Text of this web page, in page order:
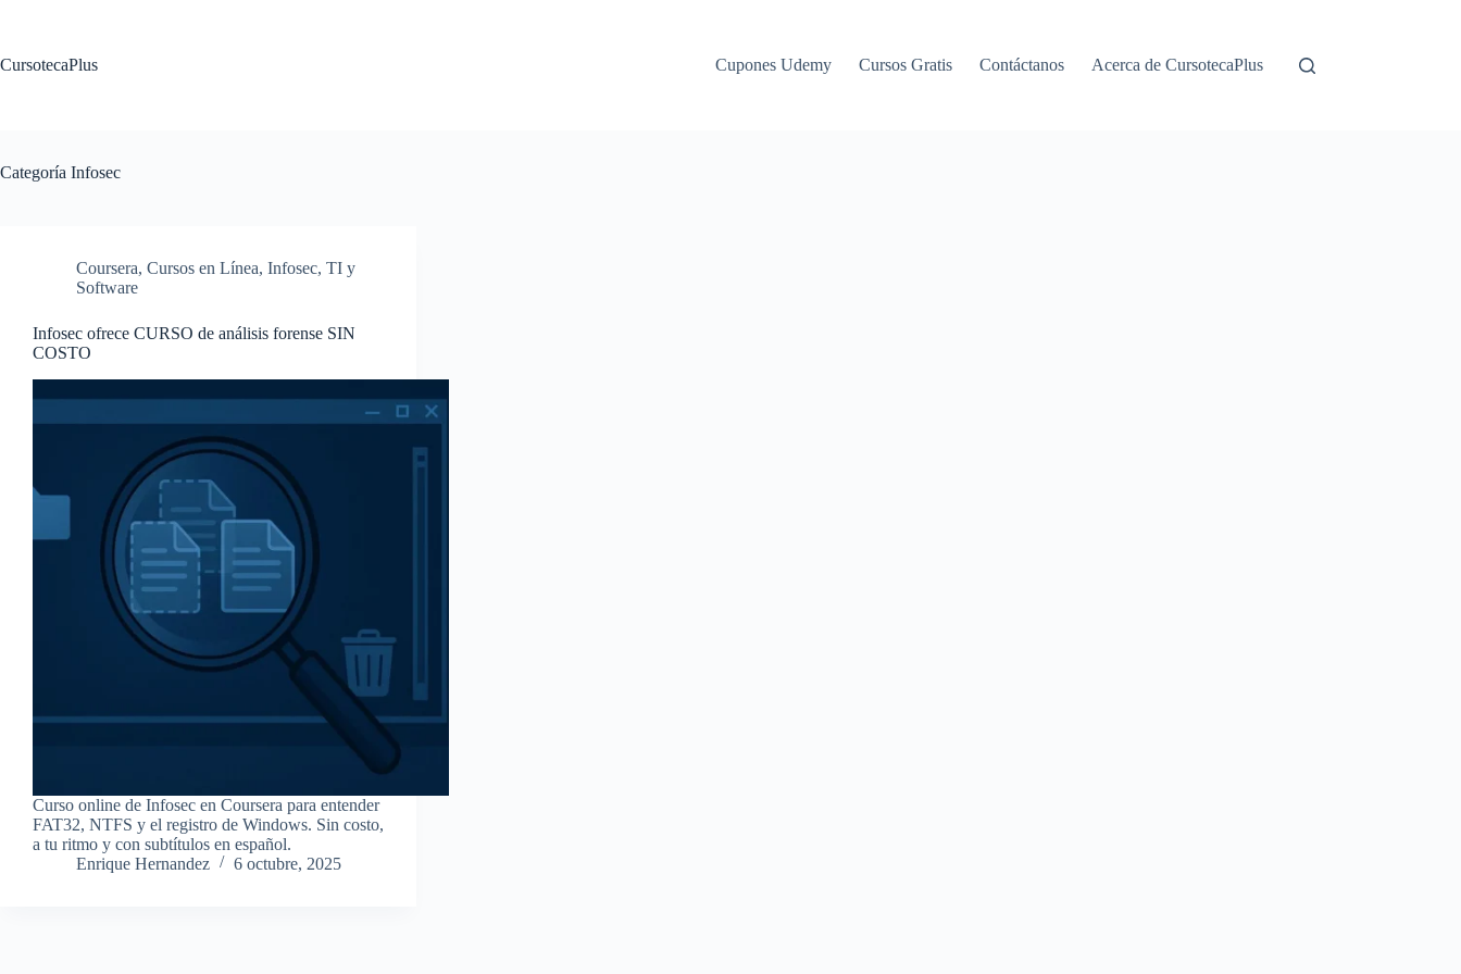
CursotecaPlus
Cupones Udemy Cursos Gratis Contáctanos Acerca de CursotecaPlus
Categoría Infosec
Coursera, Cursos en Línea, Infosec, TI y
Software
Infosec ofrece CURSO de análisis forense SIN
COSTO
Curso online de Infosec en Coursera para entender
FAT32, NTFS y el registro de Windows. Sin costo,
a tu ritmo y con subtítulos en español.
Enrique Hernandez
6 octubre, 2025